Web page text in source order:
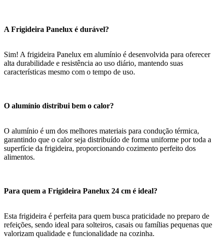
A Frigideira Panelux é durável?
Sim! A frigideira Panelux em alumínio é desenvolvida para oferecer
alta durabilidade e resistência ao uso diário, mantendo suas
características mesmo com o tempo de uso.
O alumínio distribui bem o calor?
O alumínio é um dos melhores materiais para condução térmica,
garantindo que o calor seja distribuído de forma uniforme por toda a
superfície da frigideira, proporcionando cozimento perfeito dos
alimentos.
Para quem a Frigideira Panelux 24 cm é ideal?
Esta frigideira é perfeita para quem busca praticidade no preparo de
refeições, sendo ideal para solteiros, casais ou famílias pequenas que
valorizam qualidade e funcionalidade na cozinha.